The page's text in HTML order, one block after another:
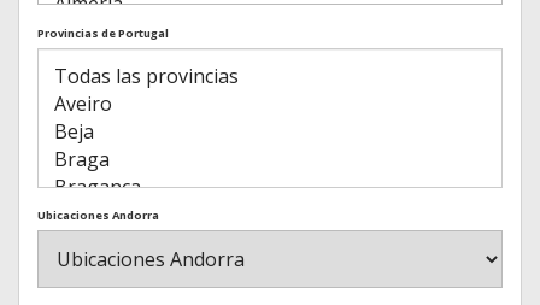
Provincias de Portugal
Ubicaciones Andorra